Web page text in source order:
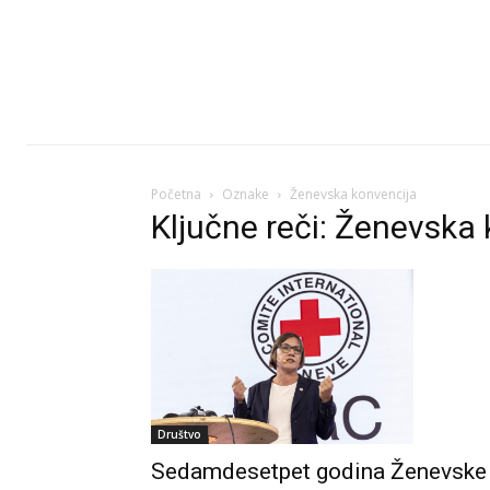
Početna Oznake Ženevska konvencija
Ključne reči: Ženevska
Društvo
Sedamdesetpet godina Ženevske